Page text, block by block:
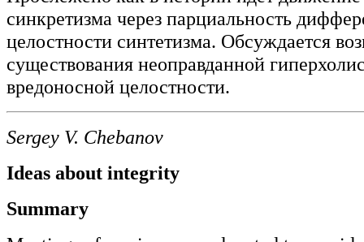
синкретизма через парциальность
целостности синтетизма. Обсуждается
существования неоправданной
вредоносной целостности.
Sergey V. Chebanov
Ideas about integrity
Summary